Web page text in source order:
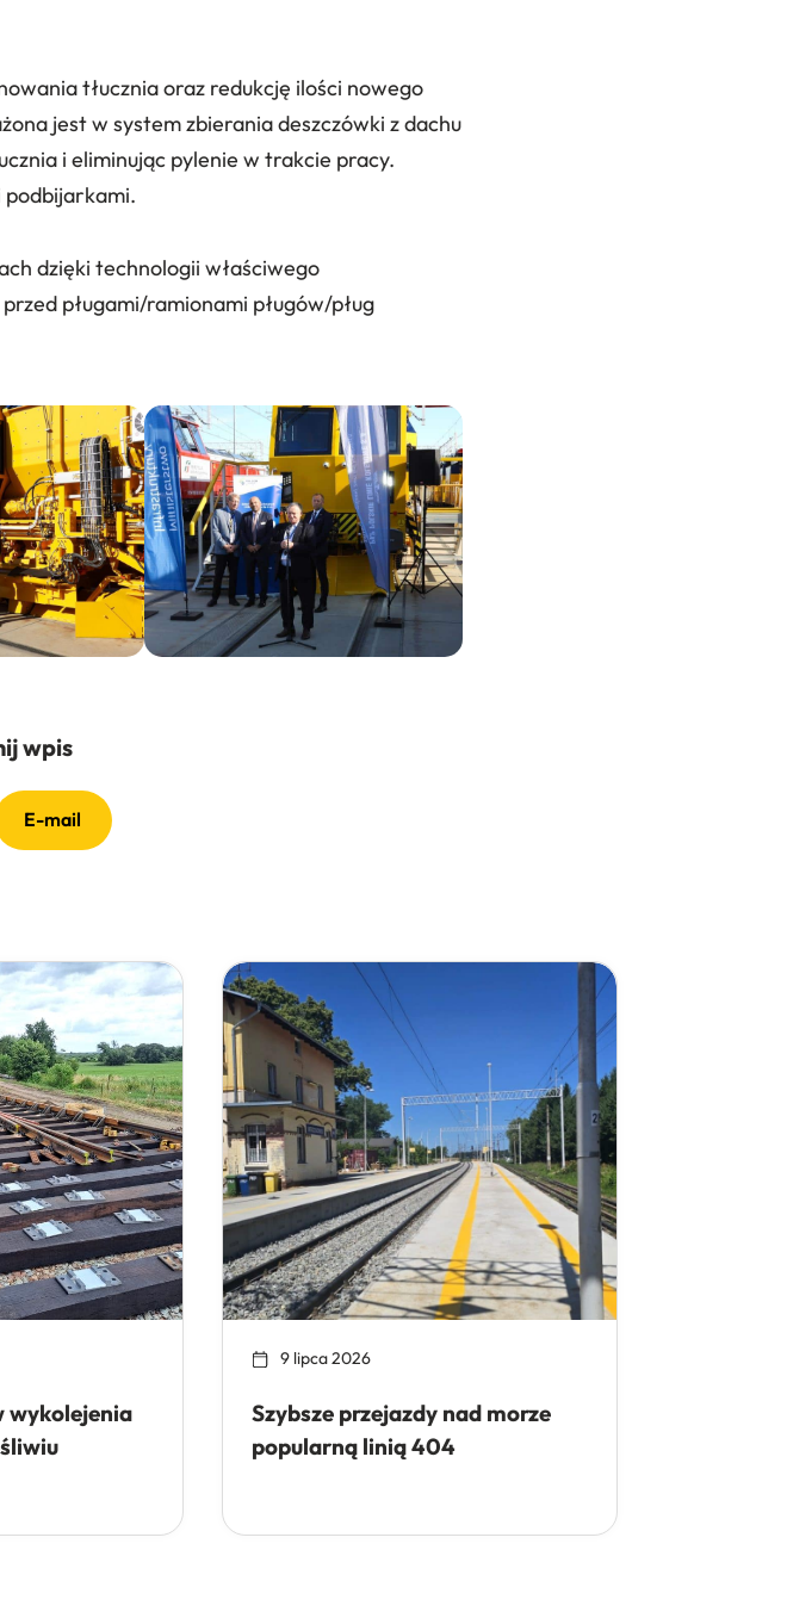
tłucznia oraz redukcję ilości nowego
jest w system zbierania deszczówki z dachu
i eliminując pylenie w trakcie pracy.
podbijarkami.
dzięki technologii właściwego
pługami/ramionami pługów/pług
wpis
E-mail
wykolejenia
9 lipca 2026
Szybsze przejazdy nad morze
popularną linią 404